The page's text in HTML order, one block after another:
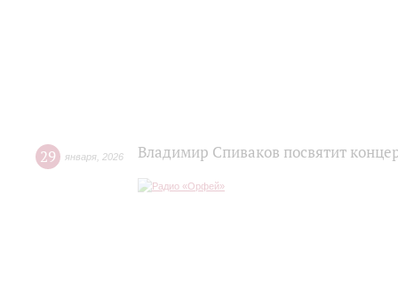
29 января 2026 Владимир Спиваков посвятит